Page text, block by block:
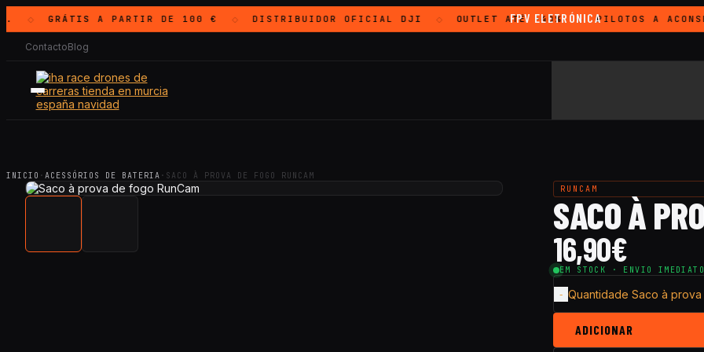
GRÁTISA PARTIR DE 100 € DISTRIBUIDOR OFICIAL DJI OUTLET ATÉ -40% ◇ PILOTOS A
ContactoBlog
FPV ELETRÓNICA
INICIO · ACESSÓRIOS DE BATERIA · SACO À PROVA DE FOGO RUNCAM
RUNCAM
SACO À
16,90€
EM STOCK · ENVIO IMEDIATO
Quantidade Saco à
ADICIONAR